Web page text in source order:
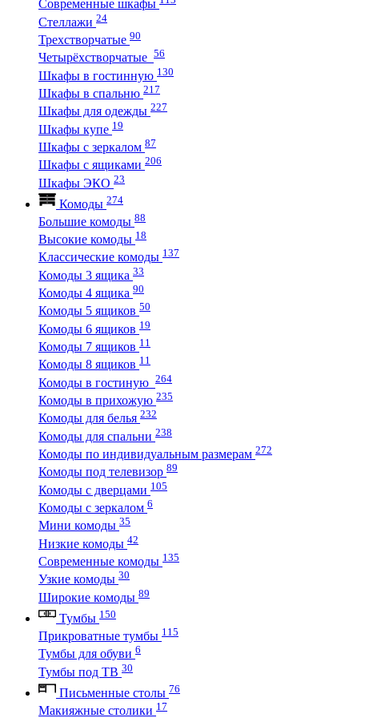
Современные шкафы
Стеллажи 24
Трехстворчатые 90
Четырёхстворчатые 56
Шкафы в гостинную 130
Шкафы в спальню 217
Шкафы для одежды 227
Шкафы купе 19
Шкафы с зеркалом 87
Шкафы с ящиками 206
Шкафы ЭКО 23
Комоды 274
Большие комоды 88
Высокие комоды 18
Классические комоды 137
Комоды 3 ящика 33
Комоды 4 ящика 90
Комоды 5 ящиков 50
Комоды 6 ящиков 19
Комоды 7 ящиков 11
Комоды 8 ящиков 11
Комоды в гостиную 264
Комоды в прихожую 235
Комоды для белья 232
Комоды для спальни 238
Комоды по индивидуальным размерам 272
Комоды под телевизор 89
Комоды с дверцами 105
Комоды с зеркалом 6
Мини комоды 35
Низкие комоды 42
Современные комоды 135
Узкие комоды 30
Широкие комоды 89
Тумбы 150
Прикроватные тумбы 115
Тумбы для обуви 6
Тумбы под ТВ 30
Письменные столы 76
Макияжные столики 17